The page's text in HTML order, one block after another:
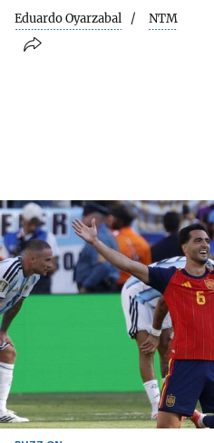
Eduardo Oyarzabal NTM